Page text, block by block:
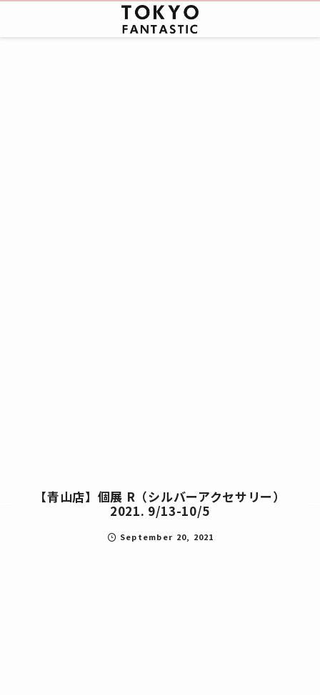
【青山店】個展 R（シルバーアクセサリー）
2021. 9/13-10/5
September 20, 2021